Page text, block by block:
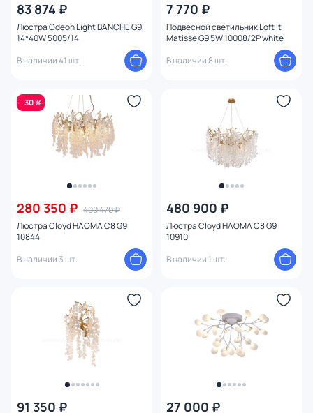
83 874 ₽
Люстра Odeon Light BANCHE G9
14*40W 5005/14
В наличии 41 шт.
7 770 ₽
Подвесной светильник Loft It
Matisse G9 5W 10008/2P white
В наличии 8 шт.
- 30 %
280 350 ₽ 400 470 ₽
Люстра Cloyd HAOMA C8 G9
10844
В наличии 3 шт.
480 900 ₽
Люстра Cloyd HAOMA C8 G9
10910
В наличии 1 шт.
91 350 ₽ 27 000 ₽
Форма
Форма плафона
Оформление
Функции
Конструкция
Умный дом